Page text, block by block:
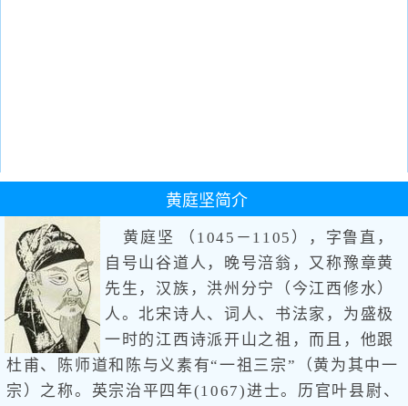
黄庭坚简介
黄庭坚 （1045－1105），字鲁直，
自号山谷道人，晚号涪翁，又称豫章黄
先生，汉族，洪州分宁（今江西修水）
人。北宋诗人、词人、书法家，为盛极
一时的江西诗派开山之祖，而且，他跟
杜甫、陈师道和陈与义素有“一祖三宗”（黄为其中一
宗）之称。英宗治平四年(1067)进士。历官叶县尉、